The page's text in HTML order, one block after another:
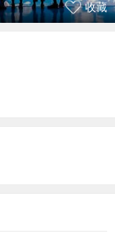
收藏